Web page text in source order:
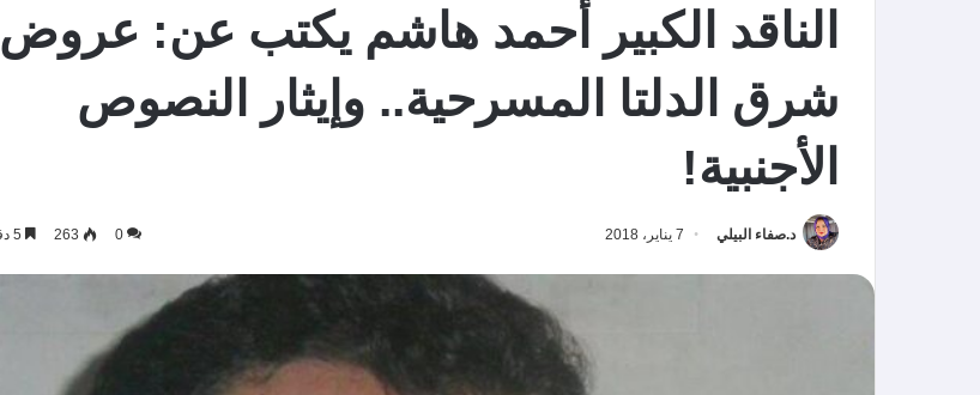
الناقد الكبير أحمد هاشم يكتب عن: عروض
شرق الدلتا المسرحية.. وإيثار النصوص
الأجنبية!
د.صفاء البيلي 7 يناير، 2018 0
263